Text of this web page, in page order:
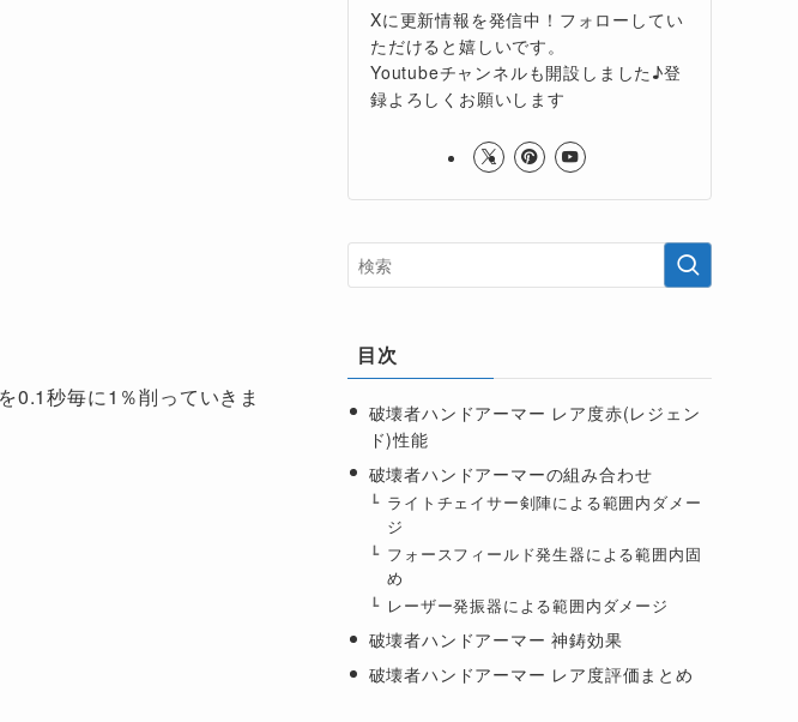
0.1秒毎に1％削っていきま
Xに更新情報を発信中！フォローしてい
ただけると嬉しいです。
Youtubeチャンネルも開設しました♪登
録よろしくお願いします
目次
破壊者ハンドアーマー レア度赤(レジェン
ド)性能
破壊者ハンドアーマーの組み合わせ
ライトチェイサー剣陣による範囲内ダメー
ジ
フォースフィールド発生器による範囲内固
め
レーザー発振器による範囲内ダメージ
破壊者ハンドアーマー 神鋳効果
破壊者ハンドアーマー レア度評価まとめ